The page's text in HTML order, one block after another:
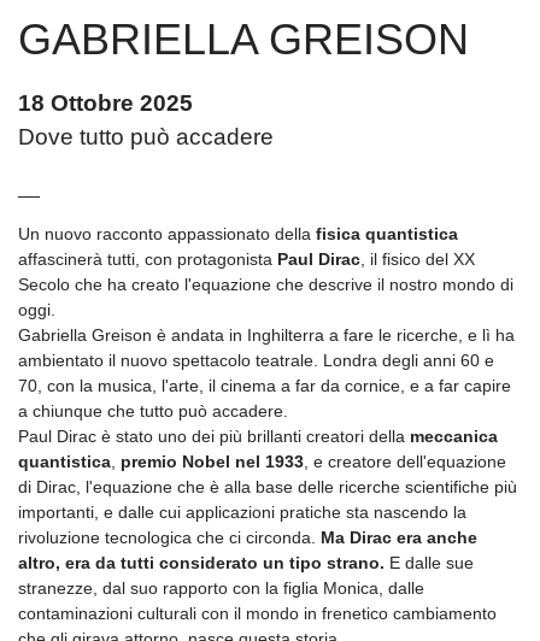
GABRIELLA GREISON
18 Ottobre 2025
Dove tutto può accadere
Un nuovo racconto appassionato della fisica quantistica
affascinerà tutti, con protagonista Paul Dirac , il fisico del XX
Secolo che ha creato l'equazione che descrive il nostro mondo di
oggi.
Gabriella Greison è andata in Inghilterra a fare le ricerche, e lì ha
ambientato il nuovo spettacolo teatrale. Londra degli anni 60 e
70, con la musica, l'arte, il cinema a far da cornice, e a far capire
a chiunque che tutto può accadere.
Paul Dirac è stato uno dei più brillanti creatori della meccanica
quantistica premio Nobel nel 1933 , e creatore dell'equazione
di Dirac, l'equazione che è alla base delle ricerche scientifiche più
importanti, e dalle cui applicazioni pratiche sta nascendo la
rivoluzione tecnologica che ci circonda. Ma Dirac era anche
altro, era da tutti considerato un tipo strano. E dalle sue
stranezze, dal suo rapporto con la figlia Monica, dalle
contaminazioni culturali con il mondo in frenetico cambiamento